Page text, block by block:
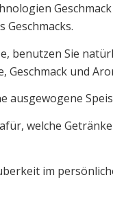
Geschmacks.
benutzen Sie
Geschmack und
ausgewogene
welche
im